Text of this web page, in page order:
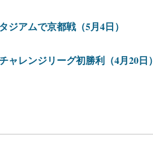
アムで京都戦（5月4日）
レンジリーグ初勝利（4月20日）